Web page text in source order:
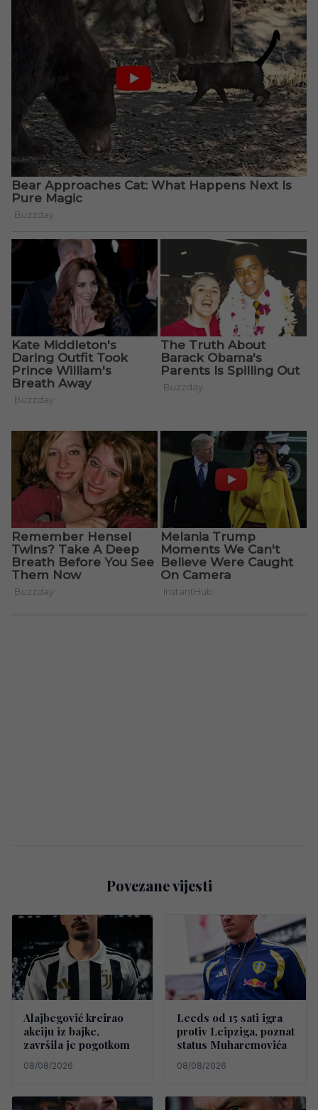
Povezane vijesti
Alajbegović kreirao
akciju iz bajke,
završila je pogotkom
08/08/2026
Leeds od 15 sati igra
protiv Leipziga, poznat
status Muharemovića
08/08/2026